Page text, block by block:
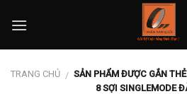
TRANG CHỦ / SẢN PHẨM ĐƯỢC GẮN
8 SỢI SINGLEMODE